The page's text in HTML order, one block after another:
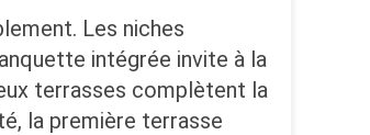
Les niches
intégrée invite à la
terrasses complètent la
la première terrasse